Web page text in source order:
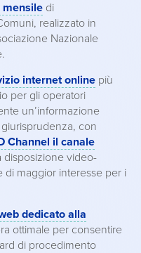
mensile di
realizzato in
Nazionale
internet online più
per gli operatori
un’informazione
con
Channel il canale
disposizione video-
maggior interesse per i
dedicato alla
ottimale per consentire
di procedimento